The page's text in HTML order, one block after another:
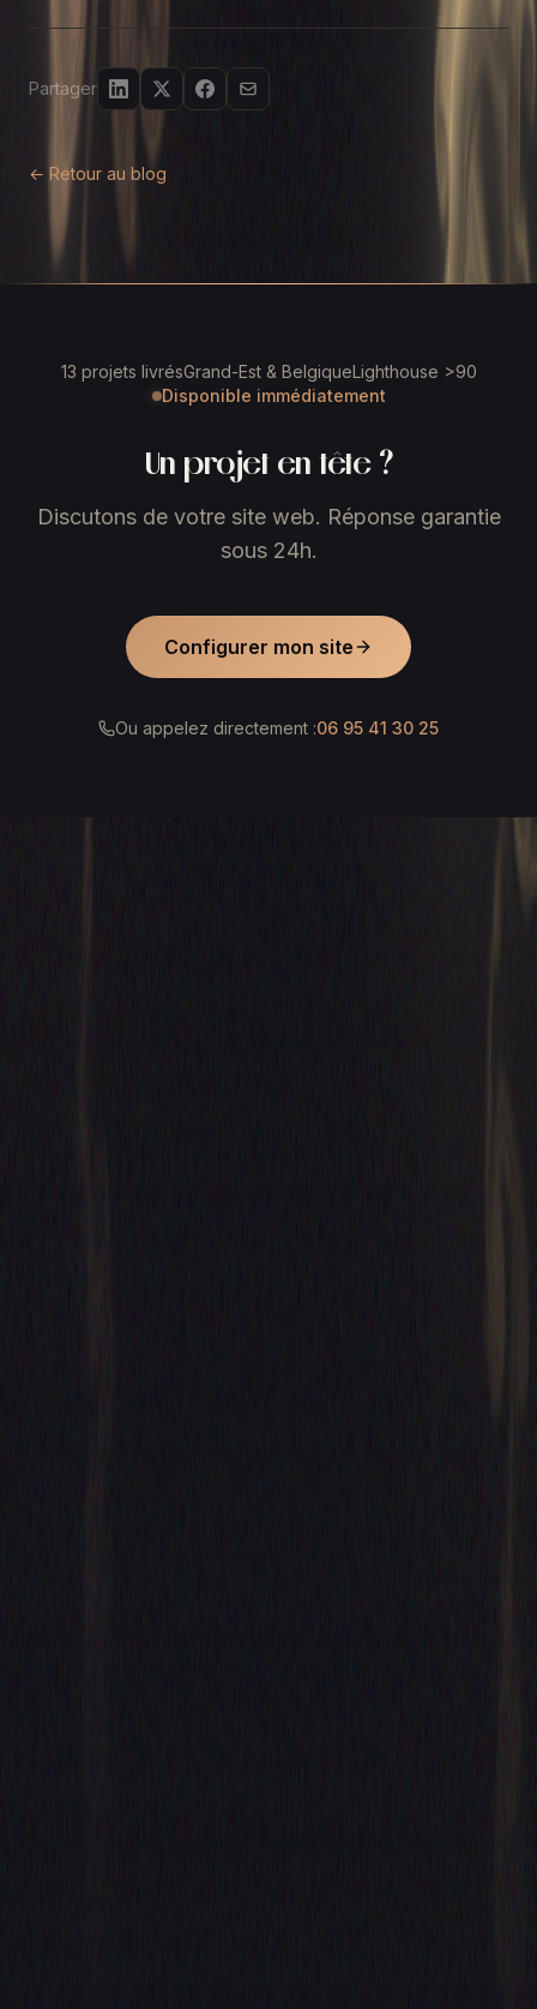
Partager
← Retour au blog
13 projets livrésGrand-Est & BelgiqueLighthouse >90
Disponible immédiatement
Un projet en tête ?
Discutons de votre site web. Réponse garantie
sous 24h.
Configurer mon site
Ou appelez directement :06 95 41 30 25